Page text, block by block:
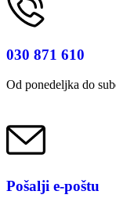
030 871 610
Od ponedeljka do
Pošalji e-poštu